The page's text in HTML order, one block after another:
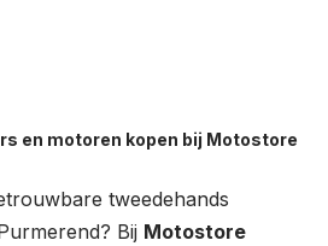
en motoren kopen bij Motostore
tweedehands
Bij Motostore